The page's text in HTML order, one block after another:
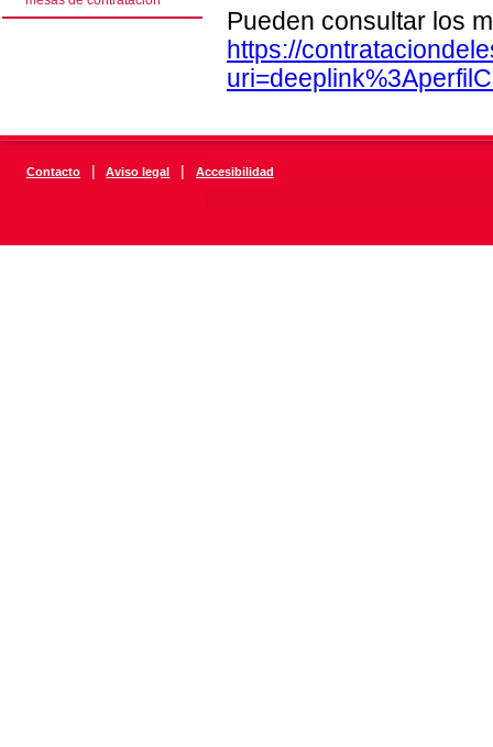
Pueden consultar los
https://
Contacto | Aviso legal | Accesibilidad